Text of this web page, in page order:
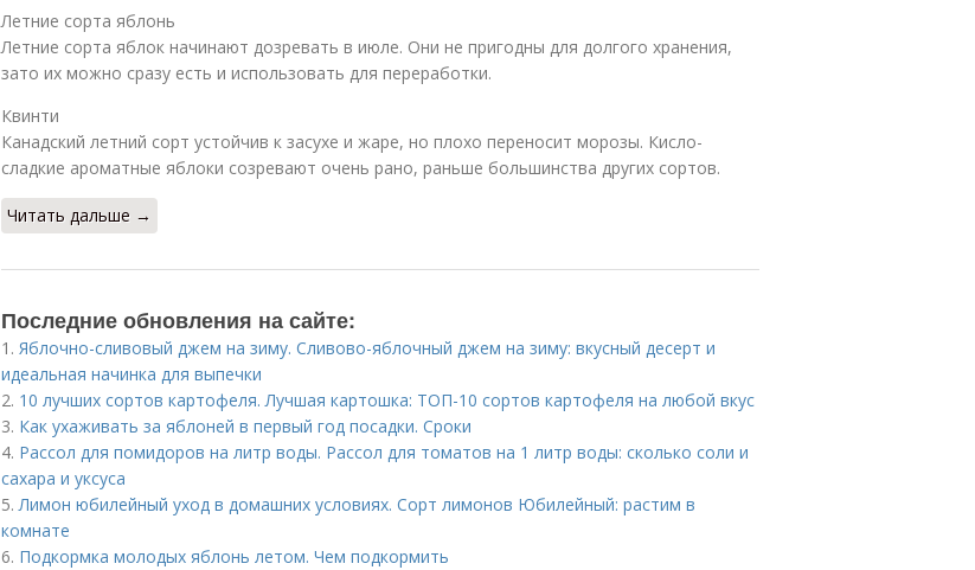
Летние сорта яблонь
Летние сорта яблок начинают дозревать в июле. Они не пригодны для долгого хранения,
зато их можно сразу есть и использовать для переработки.
Квинти
Канадский летний сорт устойчив к засухе и жаре, но плохо переносит морозы. Кисло-
сладкие ароматные яблоки созревают очень рано, раньше большинства других сортов.
Читать дальше →
Последние обновления на сайте:
1. Яблочно-сливовый джем на зиму. Сливово-яблочный джем на зиму: вкусный десерт и
идеальная начинка для выпечки
2. 10 лучших сортов картофеля. Лучшая картошка: ТОП-10 сортов картофеля на любой вкус
3. Как ухаживать за яблоней в первый год посадки. Сроки
4. Рассол для помидоров на литр воды. Рассол для томатов на 1 литр воды: сколько соли и
сахара и уксуса
5.Лимон юбилейный уход в домашних условиях. Сорт лимонов Юбилейный: растим в
комнате
6. Подкормка молодых яблонь летом. Чем подкормить